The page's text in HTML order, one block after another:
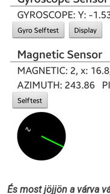
És most jöjjön a várva